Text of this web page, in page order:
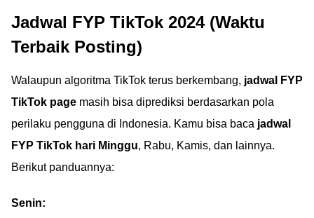
Jadwal FYP TikTok 2024 (Waktu
Terbaik Posting)
Walaupun algoritma TikTok terus berkembang, jadwal FYP
TikTok page masih bisa diprediksi berdasarkan pola
perilaku pengguna di Indonesia. Kamu bisa baca jadwal
FYP TikTok hari Minggu, Rabu, Kamis, dan lainnya.
Berikut panduannya:
Senin: